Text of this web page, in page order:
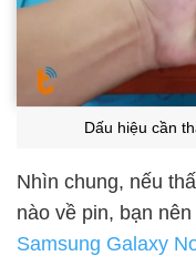
Dấu hiệu cần
Nhìn chung, nếu
nào về pin, bạn
Samsung Galaxy